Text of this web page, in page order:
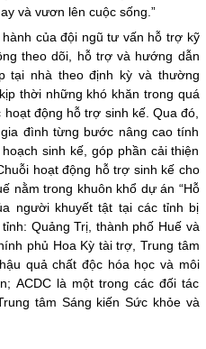
và vươn lên cuộc sống.”
của đội ngũ tư vấn hỗ trợ kỹ
theo dõi, hỗ trợ và hướng dẫn
tại nhà theo định kỳ và thường
thời những khó khăn trong quá
động hỗ trợ sinh kế. Qua đó,
đình từng bước nâng cao tính
sinh kế, góp phần cải thiện
hoạt động hỗ trợ sinh kế cho
nằm trong khuôn khổ dự án “Hỗ
người khuyết tật tại các tỉnh bị
Quảng Trị, thành phố Huế và
phủ Hoa Kỳ tài trợ, Trung tâm
quả chất độc hóa học và môi
ACDC là một trong các đối tác
tâm Sáng kiến Sức khỏe và